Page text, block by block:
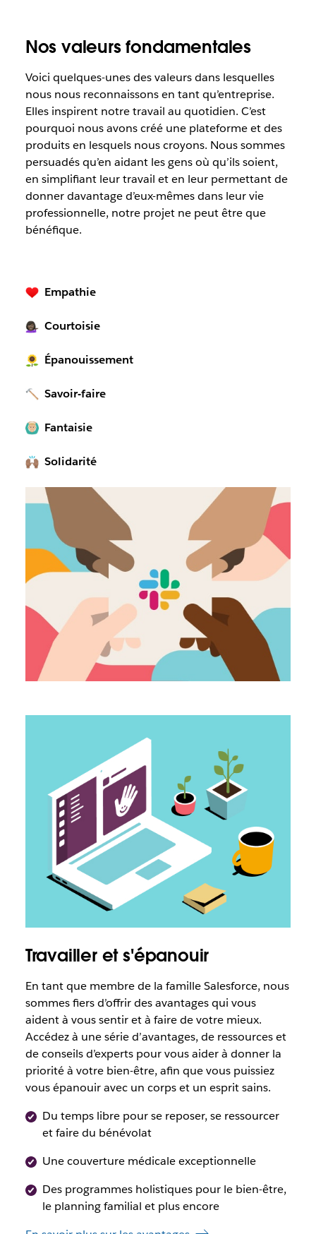
Nos valeurs fondamentales
Voici quelques-unes des valeurs dans lesquelles
nous nous reconnaissons en tant qu’entreprise.
Elles inspirent notre travail au quotidien. C’est
pourquoi nous avons créé une plateforme et des
produits en lesquels nous croyons. Nous sommes
persuadés qu’en aidant les gens où qu’ils soient,
en simplifiant leur travail et en leur permettant de
donner davantage d’eux-mêmes dans leur vie
professionnelle, notre projet ne peut être que
bénéfique.
Empathie
Courtoisie
Épanouissement
Savoir-faire
Fantaisie
Solidarité
Travailler et s'épanouir
En tant que membre de la famille Salesforce, nous
sommes fiers d’offrir des avantages qui vous
aident à vous sentir et à faire de votre mieux.
Accédez à une série d’avantages, de ressources et
de conseils d’experts pour vous aider à donner la
priorité à votre bien-être, afin que vous puissiez
vous épanouir avec un corps et un esprit sains.
Du temps libre pour se reposer, se ressourcer
et faire du bénévolat
Une couverture médicale exceptionnelle
Des programmes holistiques pour le bien-être,
le planning familial et plus encore